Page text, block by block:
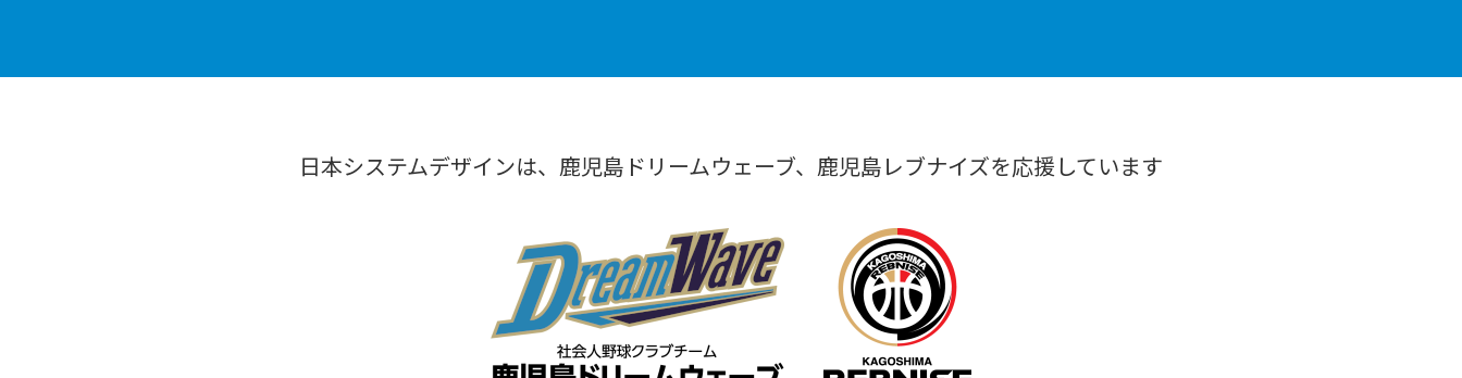
日本システムデザインは、鹿児島ドリームウェーブ、鹿児島レブナイズを応援しています